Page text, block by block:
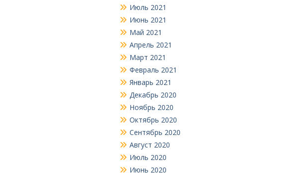
Июль 2021
Июнь 2021
Май 2021
Апрель 2021
Март 2021
Февраль 2021
Январь 2021
Декабрь 2020
Ноябрь 2020
Октябрь 2020
Сентябрь 2020
Август 2020
Июль 2020
Июнь 2020